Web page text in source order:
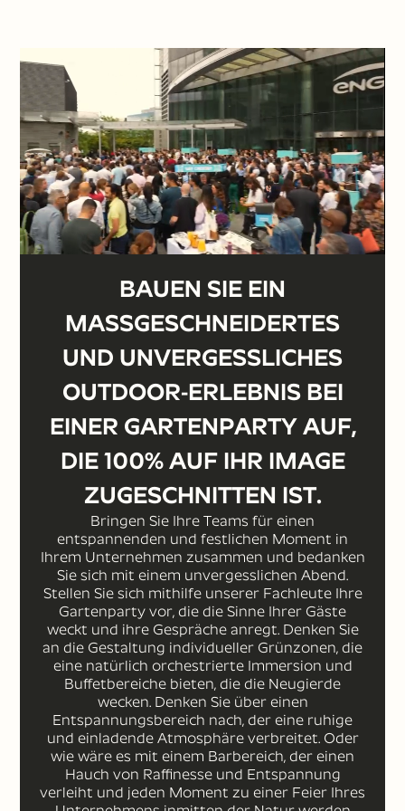
BAUEN SIE EIN
MASSGESCHNEIDERTES U
ND UNVERGESSLICHES O
UTDOOR-ERLEBNIS BEI E
INER GARTENPARTY AUF, D
IE 100% AUF IHR IMAGE Z
UGESCHNITTEN IST.
Bringen Sie Ihre Teams für einen
entspannenden und festlichen Moment in
Ihrem Unternehmen zusammen und bedanken
Sie sich mit einem unvergesslichen Abend.
Stellen Sie sich mithilfe unserer Fachleute Ihre
Gartenparty vor, die die Sinne Ihrer Gäste
weckt und ihre Gespräche anregt. Denken Sie
an die Gestaltung individueller Grünzonen, die
eine natürlich orchestrierte Immersion und
Buffetbereiche bieten, die die Neugierde
wecken. Denken Sie über einen
Entspannungsbereich nach, der eine ruhige
und einladende Atmosphäre verbreitet. Oder
wie wäre es mit einem Barbereich, der einen
Hauch von Raffinesse und Entspannung
verleiht und jeden Moment zu einer Feier Ihres